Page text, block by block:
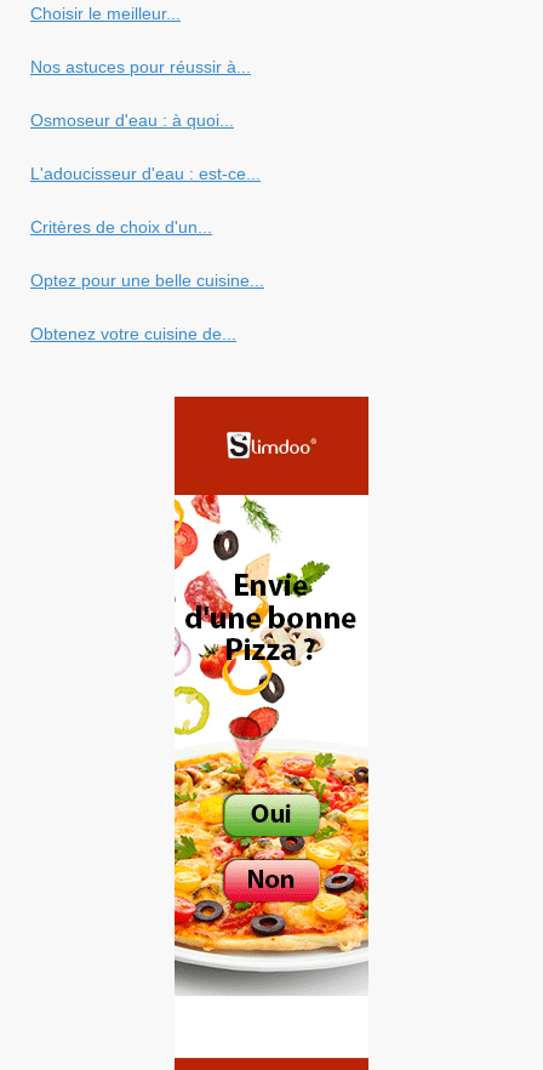
Choisir le meilleur...
Nos astuces pour réussir à...
Osmoseur d'eau : à quoi...
L'adoucisseur d'eau : est-ce...
Critères de choix d'un...
Optez pour une belle cuisine...
Obtenez votre cuisine de...